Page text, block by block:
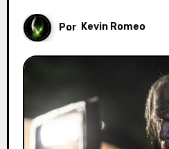
Por Kevin Romeo